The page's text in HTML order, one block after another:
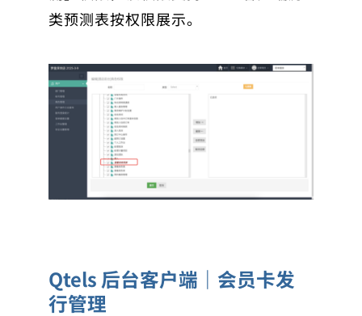
类预测表按权限展示。
Qtels 后台客户端｜会员卡发
行管理